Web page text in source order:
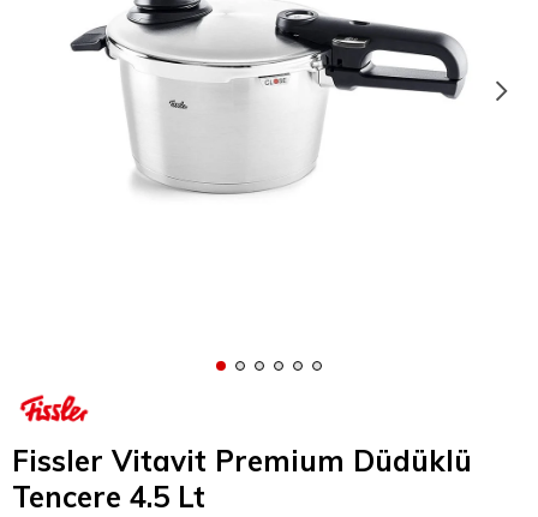
Fissler Vitavit Premium Düdüklü
Tencere 4.5 Lt